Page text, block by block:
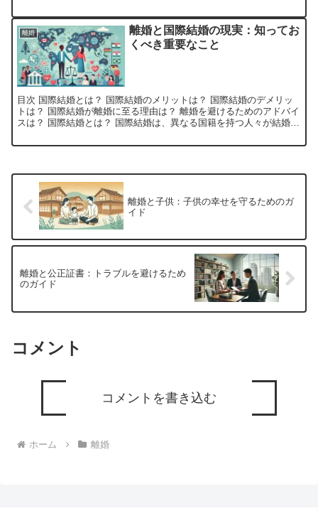
離婚
離婚と国際結婚の現実：知ってお
くべき重要なこと
目次 国際結婚とは？ 国際結婚のメリットは？ 国際結婚のデメリッ
トは？ 国際結婚が離婚に至る理由は？ 離婚を避けるためのアドバイ
スは？ 国際結婚とは？ 国際結婚は、異なる国籍を持つ人々が結婚す
離婚と子供：子供の幸せを守るためのガ
イド
離婚と公正証書：トラブルを避けるため
のガイド
コメント
コメントを書き込む
ホーム 離婚